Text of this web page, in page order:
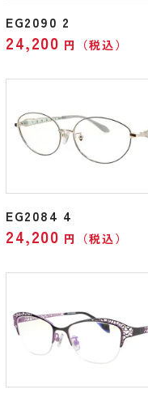
EG2090 2
24,200 円（税込）
EG2084 4
24,200 円（税込）